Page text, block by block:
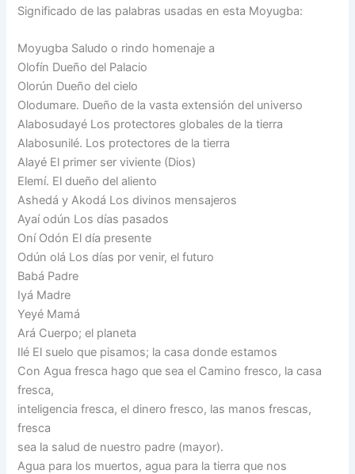
Significado de las palabras usadas en esta Moyugba:
Moyugba Saludo o rindo homenaje a
Olofín Dueño del Palacio
Olorún Dueño del cielo
Olodumare. Dueño de la vasta extensión del universo
Alabosudayé Los protectores globales de la tierra
Alabosunilé. Los protectores de la tierra
Alayé El primer ser viviente (Dios)
Elemí. El dueño del aliento
Ashedá y Akodá Los divinos mensajeros
Ayaí odún Los días pasados
Oní Odón El día presente
Odún olá Los días por venir, el futuro
Babá Padre
Iyá Madre
Yeyé Mamá
Ará Cuerpo; el planeta
Ilé El suelo que pisamos; la casa donde estamos
Con Agua fresca hago que sea el Camino fresco, la casa
fresca,
inteligencia fresca, el dinero fresco, las manos frescas,
fresca
sea la salud de nuestro padre (mayor).
Agua para los muertos, agua para la tierra que nos